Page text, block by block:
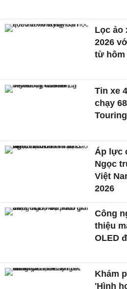
Lọc ảo
2026
từ hôm
Tin xe
chạy
Áp lực
Ngọc
Việt
2026
Công
thiệu
OLED
Khám
'Hình